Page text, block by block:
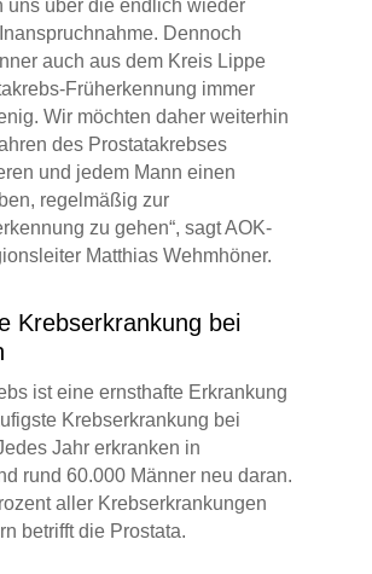
uns über die endlich wieder
Dennoch
auch aus dem Kreis Lippe
Früherkennung immer
Wir möchten daher weiterhin
des Prostatakrebses
und jedem Mann einen
regelmäßig zur
zu gehen“, sagt AOK-
Matthias Wehmhöner.
Krebserkrankung bei
ist eine ernsthafte Erkrankung
Krebserkrankung bei
Jahr erkranken in
rund 60.000 Männer neu daran.
aller Krebserkrankungen
betrifft die Prostata.